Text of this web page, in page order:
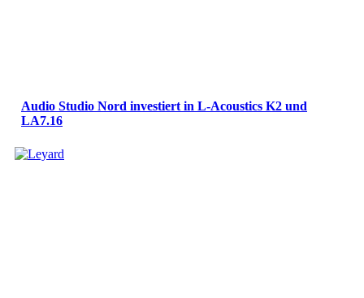
Audio Studio Nord investiert in L-Acoustics K2 und
LA7.16